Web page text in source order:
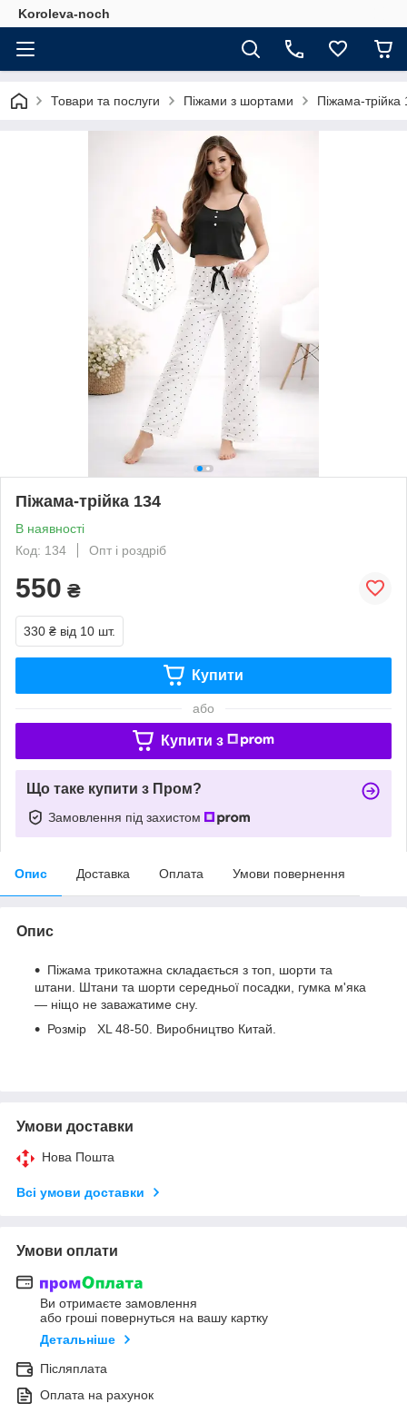
Koroleva-noch
Товари та послуги Піжами з шортами Піжама-трійка
Піжама-трійка 134
В наявності
Код: 134
Опт і роздріб
550 ₴
330 ₴ від 10 шт.
Купити
або
Купити з
Що таке купити з Пром?
Замовлення під захистом
Опис Доставка Оплата Умови повернення
Опис
Піжама трикотажна складається з топ, шорти та
штани. Штани та шорти середньої посадки, гумка м'яка
— ніщо не заважатиме сну.
Розмір XL 48-50. Виробництво Китай.
Умови доставки
Нова Пошта
Всі умови доставки
Умови оплати
Ви отримаєте замовлення
або гроші повернуться на вашу картку
Детальніше
Післяплата
Оплата на рахунок